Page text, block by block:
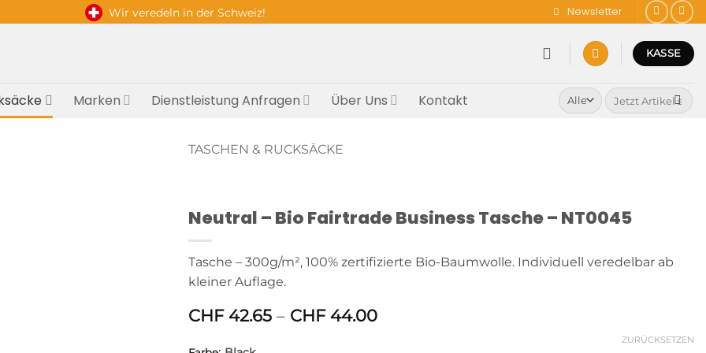
Wir veredeln in der Schweiz! Newsletter
KASSE
Marken Dienstleistung Anfragen Über Uns Kontakt
Suchen
nach:
TASCHEN & RUCKSÄCKE
Neutral – Bio Fairtrade Business Tasche – NT0045
Tasche – 300g/m², 100% zertifizierte Bio-Baumwolle. Individuell veredelbar ab
kleiner Auflage.
CHF42.65 – CHF44.00Preisspanne:
ZURÜCKSETZEN